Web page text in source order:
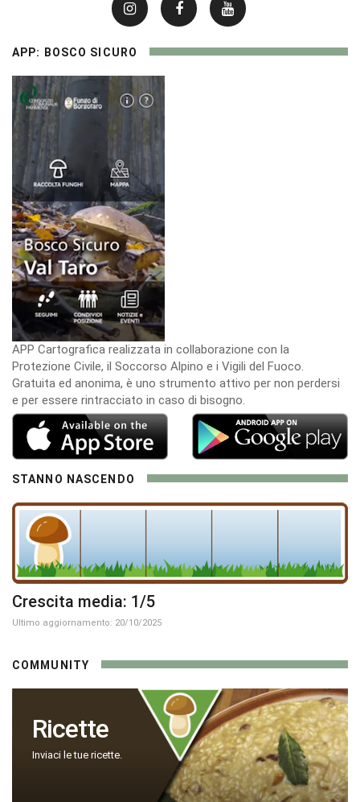
APP: BOSCO SICURO
APP Cartografica realizzata in collaborazione con la
Protezione Civile, il Soccorso Alpino e i Vigili del Fuoco.
Gratuita ed anonima, è uno strumento attivo per non perdersi
e per essere rintracciato in caso di bisogno.
STANNO NASCENDO
Crescita media: 1/5
Ultimo aggiornamento: 20/10/2025
COMMUNITY
Ricette
Inviaci le tue ricette.